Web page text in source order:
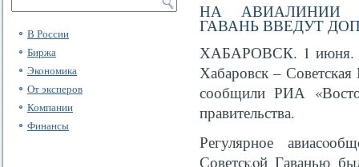
В России
Биржа
Экономика
От эксперов
Компании
Финансы
НА АВИАЛИНИИ
ГАВАНЬ ВВЕДУТ
ХАБАРОВСК. 1
Хабаровск –
сообщили РИА
правительства.
Регулярное
Советсκοй Гаванью